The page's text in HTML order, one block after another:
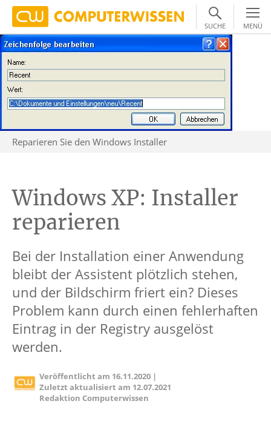
SUCHE MENÜ
Reparieren Sie den Windows Installer
Windows XP: Installer
reparieren
Bei der Installation einer Anwendung
bleibt der Assistent plötzlich stehen,
und der Bildschirm friert ein? Dieses
Problem kann durch einen fehlerhaften
Eintrag in der Registry ausgelöst
werden.
Veröffentlicht am 16.11.2020 |
Zuletzt aktualisiert am 12.07.2021
Redaktion Computerwissen